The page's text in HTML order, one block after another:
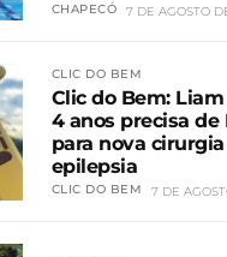
CHAPECÓ 7 DE AGOSTO
CLIC DO BEM
Clic do Bem:
4 anos precisa de
para nova
epilepsia
CLIC DO BEM 7 DE